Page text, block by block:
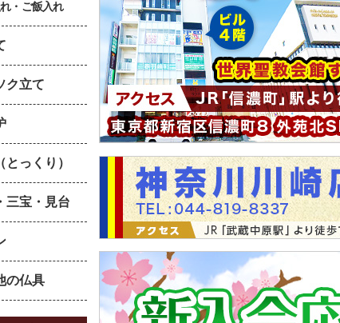
・ご飯入れ
ク立て
とっくり）
三宝・見台
の仏具